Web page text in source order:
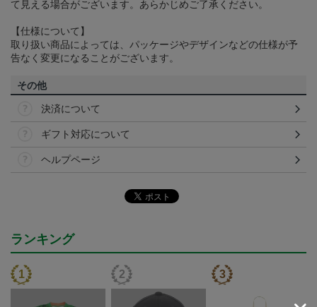
て見える場合がございます。あらかじめご了承ください。
【仕様について】
取り扱い商品によっては、パッケージやデザインなどの仕様が予
告なく変更になることがございます。
その他
決済について
ギフト対応について
ヘルプページ
ランキング